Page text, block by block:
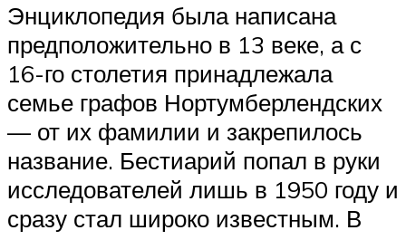
Энциклопедия была написана
предположительно в 13 веке, а с
16-го столетия принадлежала
семье графов Нортумберлендских
— от их фамилии и закрепилось
название. Бестиарий попал в руки
исследователей лишь в 1950 году и
сразу стал широко известным. В